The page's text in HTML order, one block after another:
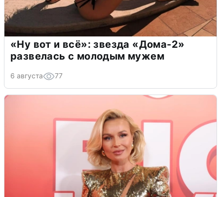
«Ну вот и всё»: звезда «Дома-2»
развелась с молодым мужем
6 августа 77